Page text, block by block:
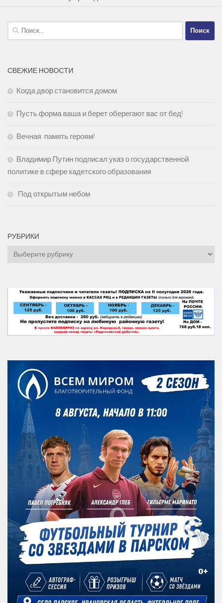
Найти:
СВЕЖИЕ НОВОСТИ
Когда двор становится домом
Пусть форма ваша и берет оберегают вас от бед!
Вечная память героям!
Владимир Путин подписал указ о государственной
политике в сфере кадетского образования
Под открытым небом
РУБРИКИ
Рубрики